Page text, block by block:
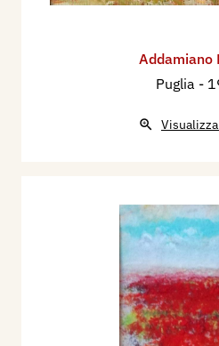
Addamiano
Puglia -